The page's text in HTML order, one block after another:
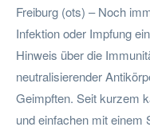
Freiburg (ots) – Noch
Infektion oder Impfung
Hinweis über die
neutralisierender
Geimpften. Seit kurzem
und einfachen mit einem